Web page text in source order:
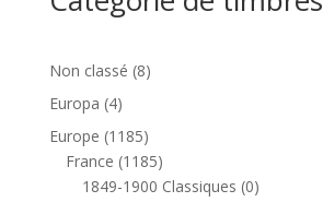
Non classé 88
Europa 44
produits
Europe 11851185
produits
France 11851185
produits
1849-1900 Classiques 00